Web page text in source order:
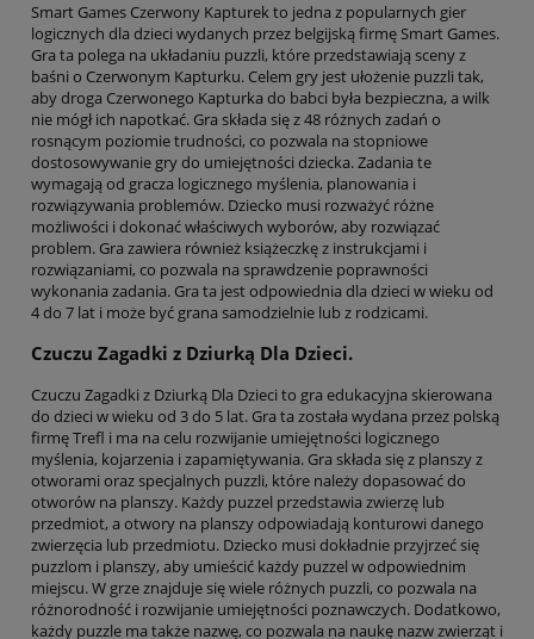
Smart Games Czerwony Kapturek to jedna z popularnych gier
logicznych dla dzieci wydanych przez belgijską firmę Smart Games.
Gra ta polega na układaniu puzzli, które przedstawiają sceny z
baśni o Czerwonym Kapturku. Celem gry jest ułożenie puzzli tak,
aby droga Czerwonego Kapturka do babci była bezpieczna, a wilk
nie mógł ich napotkać. Gra składa się z 48 różnych zadań o
rosnącym poziomie trudności, co pozwala na stopniowe
dostosowywanie gry do umiejętności dziecka. Zadania te
wymagają od gracza logicznego myślenia, planowania i
rozwiązywania problemów. Dziecko musi rozważyć różne
możliwości i dokonać właściwych wyborów, aby rozwiązać
problem. Gra zawiera również książeczkę z instrukcjami i
rozwiązaniami, co pozwala na sprawdzenie poprawności
wykonania zadania. Gra ta jest odpowiednia dla dzieci w wieku od
4 do 7 lat i może być grana samodzielnie lub z rodzicami.
Czuczu Zagadki z Dziurką Dla Dzieci.
Czuczu Zagadki z Dziurką Dla Dzieci to gra edukacyjna skierowana
do dzieci w wieku od 3 do 5 lat. Gra ta została wydana przez polską
firmę Trefl i ma na celu rozwijanie umiejętności logicznego
myślenia, kojarzenia i zapamiętywania. Gra składa się z planszy z
otworami oraz specjalnych puzzli, które należy dopasować do
otworów na planszy. Każdy puzzel przedstawia zwierzę lub
przedmiot, a otwory na planszy odpowiadają konturowi danego
zwierzęcia lub przedmiotu. Dziecko musi dokładnie przyjrzeć się
puzzlom i planszy, aby umieścić każdy puzzel w odpowiednim
miejscu. W grze znajduje się wiele różnych puzzli, co pozwala na
różnorodność i rozwijanie umiejętności poznawczych. Dodatkowo,
każdy puzzle ma także nazwę, co pozwala na naukę nazw zwierząt i